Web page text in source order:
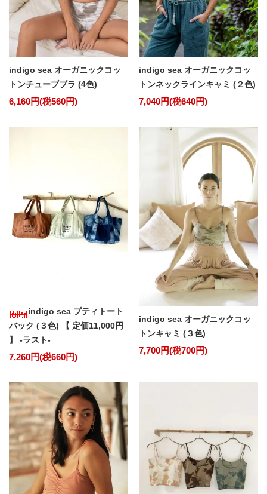
indigo sea オーガニックコッ
トンチューブブラ (4色)
6,160円(税560円)
indigo sea オーガニックコッ
トンネックラインキャミ (２色)
7,040円(税640円)
indigo sea プティトート
バック (３色) 【 定価11,000円
】 -ラスト-
7,260円(税660円)
indigo sea オーガニックコッ
トンキャミ (３色)
7,700円(税700円)